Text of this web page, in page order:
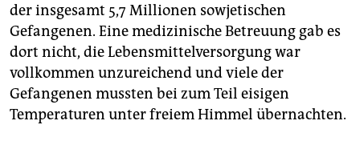
der insgesamt 5,7 Millionen sowjetischen
Gefangenen. Eine medizinische Betreuung gab es
dort nicht, die Lebensmittelversorgung war
vollkommen unzureichend und viele der
Gefangenen mussten bei zum Teil eisigen
Temperaturen unter freiem Himmel übernachten.